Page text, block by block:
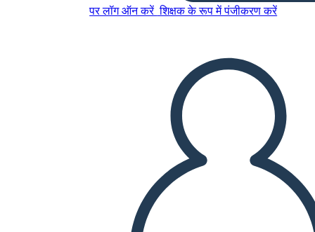
पर लॉग ऑन करें शिक्षक के रूप में पंजीकरण करें
इस स्टोरीबोर्ड को कॉपी करें
मुझे पढ़कर सुनाओ